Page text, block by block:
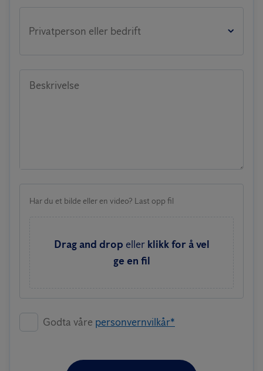
Privatperson eller bedrift
Beskrivelse
Har du et bilde eller en video? Last opp fil
Drag and drop eller klikk for å vel
ge en fil
Godta våre personvernvilkår*